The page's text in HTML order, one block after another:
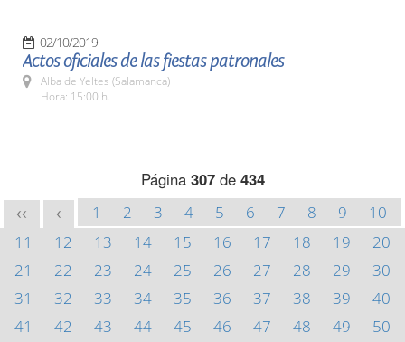
02/10/2019
Actos oficiales de las fiestas patronales
Alba de Yeltes (Salamanca)
Hora: 15:00 h.
Página 307de 434
<< < 1 2 3 4 5 6 7 8 9
10
11
12 13 14 15 16 17 18 19
20
21
22 23 24 25 26 27 28 29
30
31
32 33 34 35 36 37 38 39
40
41
42 43 44 45 46 47 48 49
50